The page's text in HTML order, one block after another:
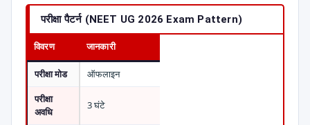
परीक्षा पैटर्न (NEET UG 2026 Exam Pattern)
विवरण जानकारी
परीक्षा मोड
ऑफलाइन
परीक्षा
अवधि
3 घंटे